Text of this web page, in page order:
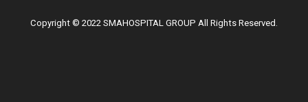
Copyright © 2022 SMAHOSPITAL GROUP All Rights Reserved.